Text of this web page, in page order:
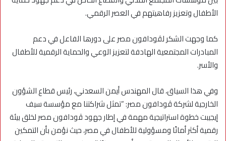
الأطفال وتعزيز رفاهيتهم في العصر الرقمي.
كما وجهت الشكر لڤودافون مصر على دورها الفاعل في دعم
المبادرات المجتمعية الهادفة لتعزيز الوعي والحماية الرقمية للأطفال
والأسر.
وفي هذا السياق، قال المهندس أيمن السعدني، رئيس قطاع الشؤون
الخارجية لشركة ڤودافون مصر: “تمثل شراكتنا مع مؤسسة سيف
إيجيبت خطوة استراتيجية مهمة في إطار جهود ڤودافون مصر لخلق بيئة
رقمية أكثر أمانًا ومسؤولية للأطفال في مصر، حيث نؤمن بأن التمكين